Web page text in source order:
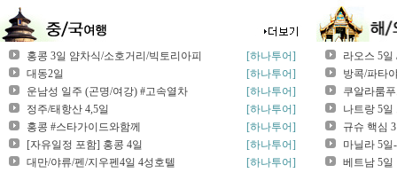
홍콩 3일 얌차식/소호거리/빅토리아피
[하나투어]
대동2일
[하나투어]
운남성 일주 (곤명/여강) #고속열차
[하나투어]
정주/태항산 4,5일
[하나투어]
홍콩 #스타가이드와함께
[하나투어]
[자유일정 포함] 홍콩 4일
[하나투어]
대만/야류/펜/지우펜4일 4성호텔
[하나투어]
라오스 5
방콕/파타
쿠알라룸
나트랑 5일
규슈 핵심
마닐라 5
베트남 5일